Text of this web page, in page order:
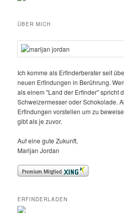
ÜBER MICH
Ich komme als Erfinderberater seit
neuen Erfindungen in Berührung.
als einem "Land der Erfinder" spricht
Schweizermesser oder Schokolade.
Erfindungen vorstellen um zu
gibt als je zuvor.
Auf eine gute Zukunft,
Marijan Jordan
ERFINDERLADEN